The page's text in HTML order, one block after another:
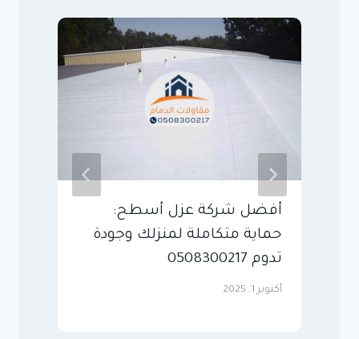
أفضل شركة عزل أسطح:
حماية متكاملة لمنزلك وجودة
تدوم 0508300217
أكتوبر 1, 2025